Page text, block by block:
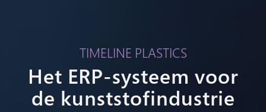
TIMELINE PLASTICS
Het ERP-systeem voor
de kunststofindustrie